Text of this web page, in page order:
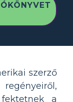
szerző
a